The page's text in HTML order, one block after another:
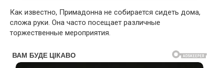
Как известно, Примадонна не собирается сидеть дома,
сложа руки. Она часто посещает различные
торжественные мероприятия.